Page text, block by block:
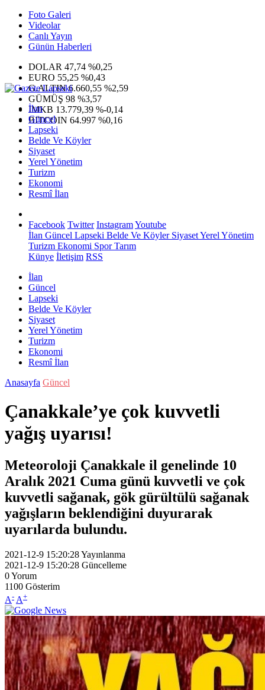
Foto Galeri
Videolar
Canlı Yayın
Günün Haberleri
DOLAR 47,74 %0,25
EURO 55,25 %0,43
G.ALTIN6.660,55 %2,59
GÜMÜŞ 98 %3,57
IMKB 13.779,39 %-0,14
BITCOIN 64.997 %0,16
İlan
Güncel
Lapseki
Belde Ve Köyler
Siyaset
Yerel Yönetim
Turizm
Ekonomi
Resmî İlan
Facebook Twitter InstagramYoutube
İlan Güncel Lapseki Belde Ve KöylerSiyasetYerel Yönetim
Turizm Ekonomi SporTarım
Künye İletişim RSS
İlan
Güncel
Lapseki
Belde Ve Köyler
Siyaset
Yerel Yönetim
Turizm
Ekonomi
Resmî İlan
Anasayfa Güncel
Çanakkale’ye çok kuvvetli
yağış uyarısı!
Meteoroloji Çanakkale il genelinde 10
Aralık 2021 Cuma günü kuvvetli ve çok
kuvvetli sağanak, gök gürültülü sağanak
yağışların beklendiğini duyurarak
uyarılarda bulundu.
2021-12-9 15:20:28Yayınlanma
2021-12-9 15:20:28 Güncelleme
0Yorum
1100 Gösterim
A- A+